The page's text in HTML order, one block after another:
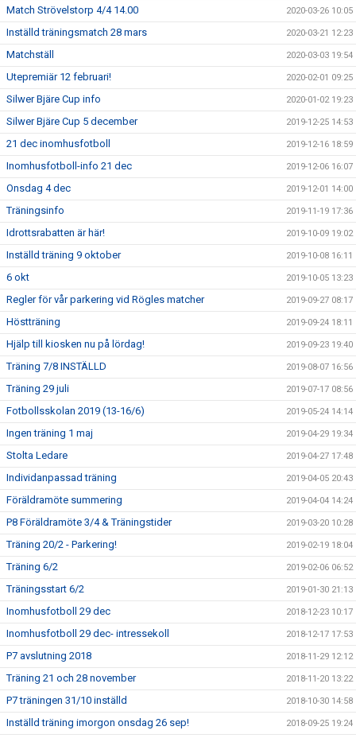
Match Strövelstorp 4/4 14.00 2020-03-26 10:05
Inställd träningsmatch 28 mars 2020-03-21 12:23
Matchställ 2020-03-03 19:54
Utepremiär 12 februari! 2020-02-01 09:25
Silwer Bjäre Cup info 2020-01-02 19:23
Silwer Bjäre Cup 5 december 2019-12-25 14:53
21 dec inomhusfotboll 2019-12-16 18:59
Inomhusfotboll-info 21 dec 2019-12-06 16:07
Onsdag 4 dec 2019-12-01 14:00
Träningsinfo 2019-11-19 17:36
Idrottsrabatten är här! 2019-10-09 19:02
Inställd träning 9 oktober 2019-10-08 16:11
6 okt 2019-10-05 13:23
Regler för vår parkering vid Rögles matcher 2019-09-27 08:17
Höstträning 2019-09-24 18:11
Hjälp till kiosken nu på lördag! 2019-09-23 19:40
Träning 7/8 INSTÄLLD 2019-08-07 16:56
Träning 29 juli 2019-07-17 08:56
Fotbollsskolan 2019 (13-16/6) 2019-05-24 14:14
Ingen träning 1 maj 2019-04-29 19:34
Stolta Ledare 2019-04-27 17:48
Individanpassad träning 2019-04-05 20:43
Föräldramöte summering 2019-04-04 14:24
P8 Föräldramöte 3/4 & Träningstider 2019-03-20 10:28
Träning 20/2 - Parkering! 2019-02-19 18:04
Träning 6/2 2019-02-06 06:52
Träningsstart 6/2 2019-01-30 21:13
Inomhusfotboll 29 dec 2018-12-23 10:17
Inomhusfotboll 29 dec- intressekoll 2018-12-17 17:53
P7 avslutning 2018 2018-11-29 12:12
Träning 21 och 28 november 2018-11-20 13:22
P7 träningen 31/10 inställd 2018-10-30 14:58
Inställd träning imorgon onsdag 26 sep! 2018-09-25 19:24